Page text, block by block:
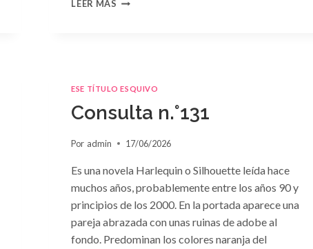
LEER MÁS
ESE TÍTULO ESQUIVO
Consulta n.°131
Por admin 17/06/2026
Es una novela Harlequin o Silhouette leída hace
muchos años, probablemente entre los años 90 y
principios de los 2000. En la portada aparece una
pareja abrazada con unas ruinas de adobe al
fondo. Predominan los colores naranja del